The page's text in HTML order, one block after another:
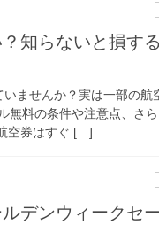
知らないと損す
ませんか？実は一部の航
無料の条件や注意点、さ
空券はすぐ […]
デンウィークセ